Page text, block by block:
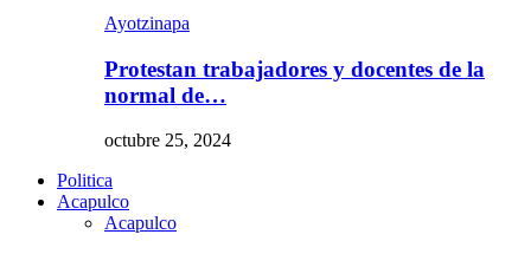
Ayotzinapa
Protestan trabajadores y docentes de la
normal de…
octubre 25, 2024
Politica
Acapulco
Acapulco